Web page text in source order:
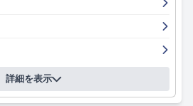
その品質、種類、そしてボリューム
新鮮な自家製の商品を取り揃え、グル
けのオプションも用意されており、多
います。ゲストは、きめ細やかで効率
ており、快適な食事体験に貢献してい
詳細を表示